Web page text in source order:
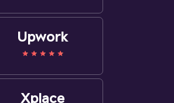
Upwork
Xplace